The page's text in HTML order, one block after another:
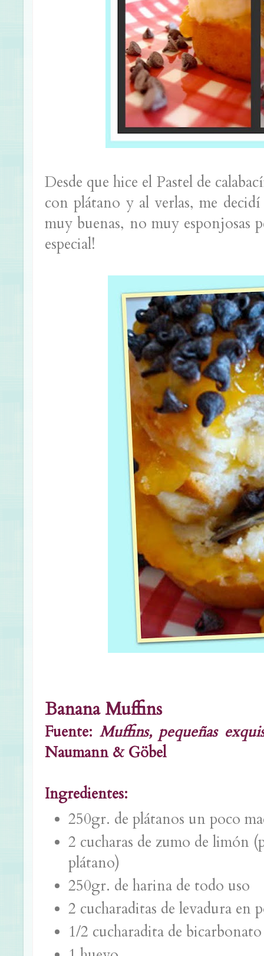
Desde que hice el Pastel de
con plátano y al verlas, me
muy buenas, no muy esponjosas
especial!
Banana Muffins
Fuente: Muffins, pequeñas
Naumann & Göbel
Ingredientes:
250gr. de plátanos un poco
2 cucharas de zumo de limón
plátano)
250gr. de harina de todo uso
2 cucharaditas de levadura en
1/2 cucharadita de